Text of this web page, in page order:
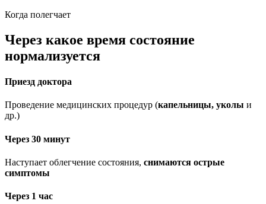
Когда полегчает
Через какое время состояние
нормализуется
Приезд доктора
Проведение медицинских процедур (капельницы, уколы и
др.)
Через 30 минут
Наступает облегчение состояния, снимаются острые
симптомы
Через 1 час